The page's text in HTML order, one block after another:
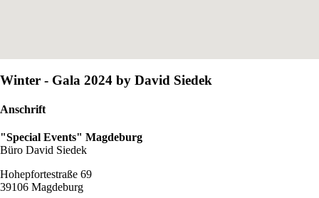
Winter - Gala 2024 by David Siedek
Anschrift
"Special Events" Magdeburg
Büro David Siedek
Hohepfortestraße 69
39106 Magdeburg